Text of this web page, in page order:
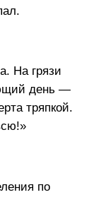
На грязи
день —
тряпкой.
по